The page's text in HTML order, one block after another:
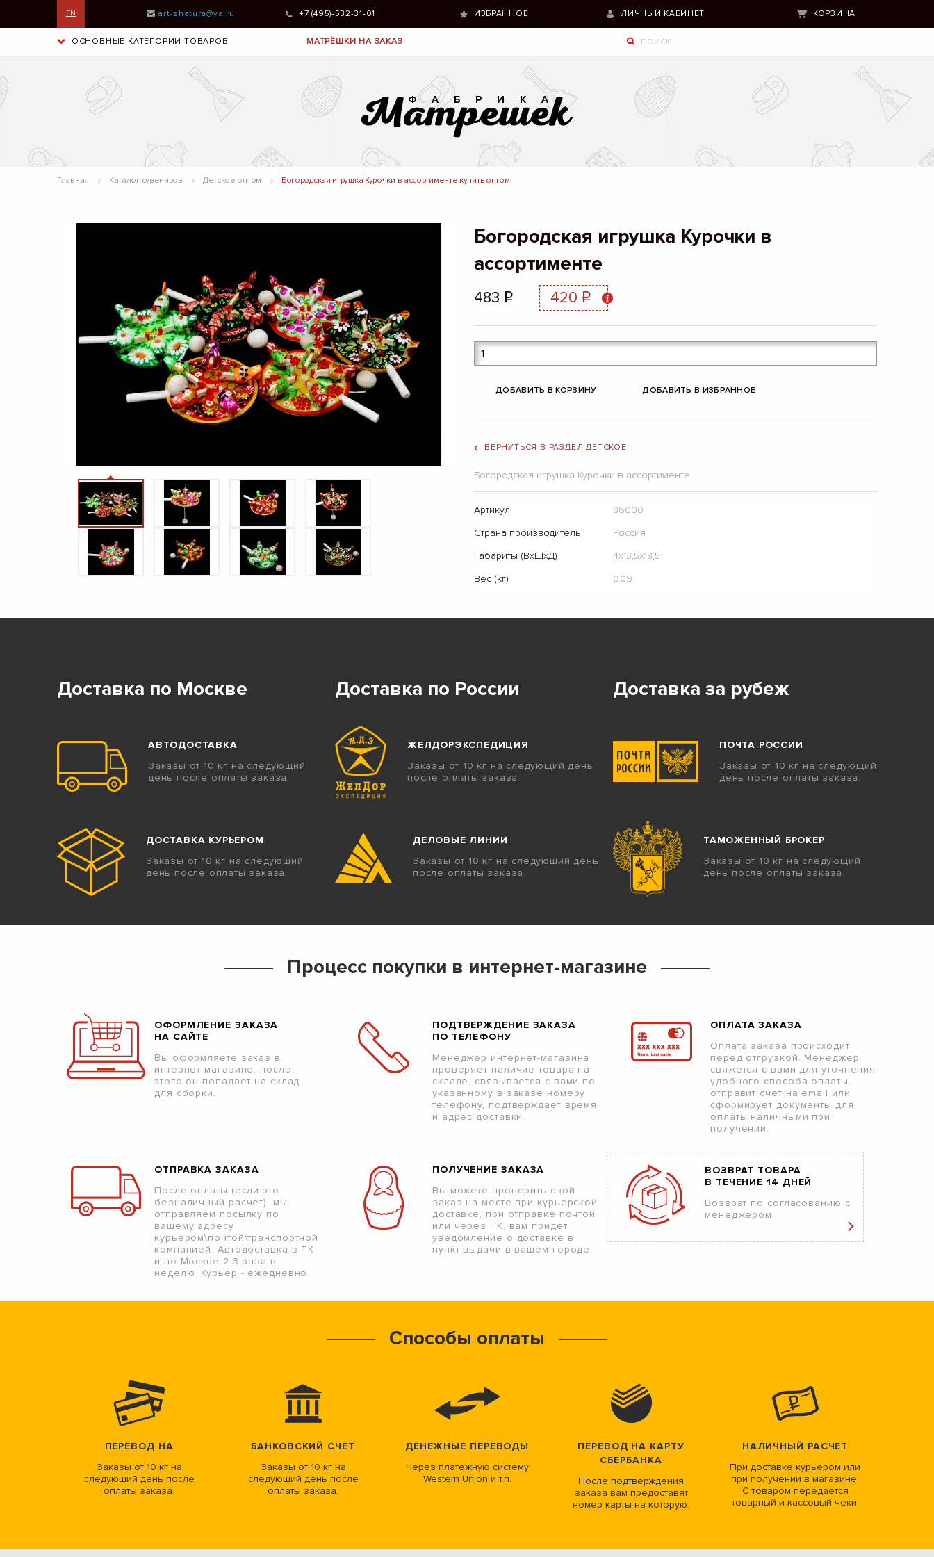
EN art-shatura@ya.ru +7 (495)-532-31-01 ИЗБРАННОЕ ЛИЧНЫЙ КАБИНЕТ КОРЗИНА
ОСНОВНЫЕ КАТЕГОРИИ ТОВАРОВ МАТРЁШКИ НА ЗАКАЗ
Главная Каталог сувениров Детское оптом Богородская игрушка Курочки в ассортименте купить оптом
Богородская игрушка Курочки в
ассортименте
483 q 420 q
ДОБАВИТЬ В КОРЗИНУ ДОБАВИТЬ В ИЗБРАННОЕ
ВЕРНУТЬСЯ В РАЗДЕЛ ДЕТСКОЕ
Богородская игрушка Курочки в ассортименте
Артикул
86000
Страна производитель
Россия
Габариты (ВхШхД)
4x13,5x18,5
Вес (кг)
0.09
Доставка по Москве
АВТОДОСТАВКА
Заказы от 10 кг на следующий
день после оплаты заказа.
Доставка по России
ЖЕЛДОРЭКСПЕДИЦИЯ
Заказы от 10 кг на следующий день
после оплаты заказа.
Доставка за рубеж
ПОЧТА РОССИИ
Заказы от 10 кг на следующий
день после оплаты заказа.
ДОСТАВКА КУРЬЕРОМ
Заказы от 10 кг на следующий
день после оплаты заказа.
ДЕЛОВЫЕ ЛИНИИ
Заказы от 10 кг на следующий день
после оплаты заказа.
ТАМОЖЕННЫЙ БРОКЕР
Заказы от 10 кг на следующий
день после оплаты заказа.
Процесс покупки в интернет-магазине
ОФОРМЛЕНИЕ ЗАКАЗА
НА САЙТЕ
Вы оформляете заказ в
интернет-магазине, после
этого он попадает на склад
для сборки.
ПОДТВЕРЖДЕНИЕ ЗАКАЗА
ПО ТЕЛЕФОНУ
Менеджер интернет-магазина
проверяет наличие товара на
складе, связывается с вами по
указанному в заказе номеру
телефону, подтверждает время
и адрес доставки.
ОПЛАТА ЗАКАЗА
Оплата заказа происходит
перед отгрузкой. Менеджер
свяжется с вами для уточнения
удобного способа оплаты,
отправит счет на email или
сформирует документы для
оплаты наличными при
получении.
ОТПРАВКА ЗАКАЗА
После оплаты (если это
безналичный расчет), мы
отправляем посылку по
вашему адресу
курьером\почтой\транспортной
компанией. Автодоставка в ТК
и по Москве 2-3 раза в
неделю. Курьер - ежедневно.
ПОЛУЧЕНИЕ ЗАКАЗА
Вы можете проверить свой
заказ на месте при курьерской
доставке, при отправке почтой
или через ТК, вам придет
уведомление о доставке в
пункт выдачи в вашем городе.
ВОЗВРАТ ТОВАРА
В ТЕЧЕНИЕ 14 ДНЕЙ
Возврат по согласованию с
менеджером
Способы оплаты
ПЕРЕВОД НА
Заказы от 10 кг на
следующий день после
оплаты заказа.
БАНКОВСКИЙ СЧЕТ
Заказы от 10 кг на
следующий день после
оплаты заказа.
ДЕНЕЖНЫЕ ПЕРЕВОДЫ
Через платежную систему
Western Union и т.п.
ПЕРЕВОД НА КАРТУ
СБЕРБАНКА
После подтверждения
заказа вам предоставят
номер карты на которую.
НАЛИЧНЫЙ РАСЧЕТ
При доставке курьером или
при получении в магазине.
С товаром передается
товарный и кассовый чеки.